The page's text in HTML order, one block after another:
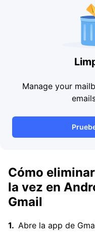
Manage your
Cómo
la vez en
Gmail
Abre la app de